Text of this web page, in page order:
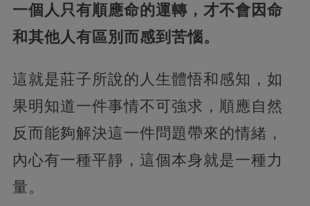
一個人只有順應命的運轉，才不會因命
和其他人有區別而感到苦惱。
這就是莊子所說的人生體悟和感知，如
果明知道一件事情不可強求，順應自然
反而能夠解決這一件問題帶來的情緒，
內心有一種平靜，這個本身就是一種力
量。